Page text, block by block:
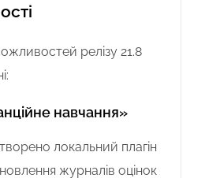
релізу 21.8
навчання»
локальний плагін
журналів оцінок